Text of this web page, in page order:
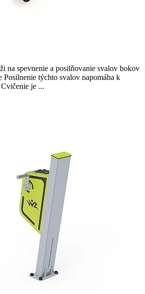
na spevnenie a posilňovanie svalov bokov
Posilnenie týchto svalov napomáha k
je ...